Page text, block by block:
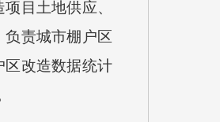
目土地供应、
责城市棚户区
区改造数据统计